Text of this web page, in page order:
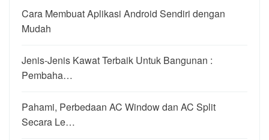
Cara Membuat Aplikasi Android Sendiri dengan
Mudah
Jenis-Jenis Kawat Terbaik Untuk Bangunan :
Pembaha…
Pahami, Perbedaan AC Window dan AC Split
Secara Le…